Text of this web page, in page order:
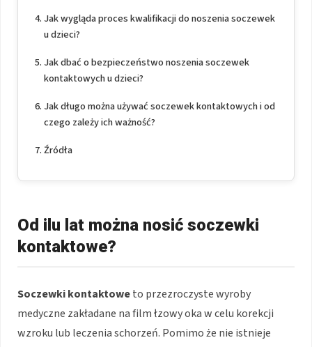
Jak wygląda proces kwalifikacji do noszenia soczewek
u dzieci?
Jak dbać o bezpieczeństwo noszenia soczewek
kontaktowych u dzieci?
Jak długo można używać soczewek kontaktowych i od
czego zależy ich ważność?
Źródła
Od ilu lat można nosić soczewki
kontaktowe?
Soczewki kontaktoweto przezroczyste wyroby
medyczne zakładane na film łzowy oka w celu korekcji
wzroku lub leczenia schorzeń. Pomimo że nie istnieje